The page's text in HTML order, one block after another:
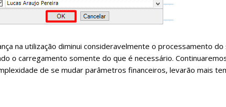
na utilização diminui consideravelmente o processamento
o carregamento somente do que é necessário.
de se mudar parâmetros financeiros, levarão mais